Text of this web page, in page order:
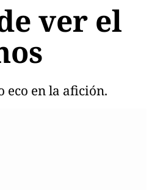
ver el
eco en la afición.